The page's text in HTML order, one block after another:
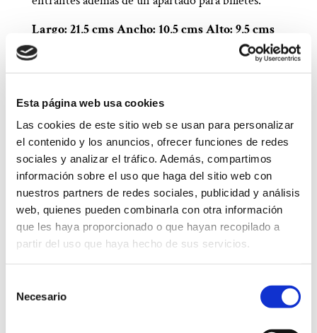
Esta página web usa cookies
Las cookies de este sitio web se usan para personalizar
el contenido y los anuncios, ofrecer funciones de redes
sociales y analizar el tráfico. Además, compartimos
información sobre el uso que haga del sitio web con
nuestros partners de redes sociales, publicidad y análisis
web, quienes pueden combinarla con otra información
que les haya proporcionado o que hayan recopilado a
partir del uso que haya hecho de sus servicios.
Necesario
Largo: 21,5 cms Ancho: 10,5 cms Alto: 9,5 cms
GRABAR INICIALES (3,00€)
Americano
Piel
cantidad
Añadir al carrito